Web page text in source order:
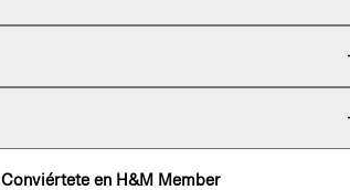
Conviértete en H&M Member